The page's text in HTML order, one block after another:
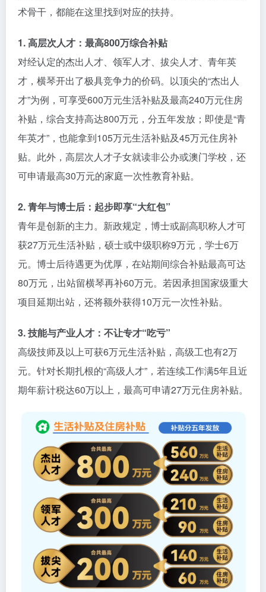
术骨干，都能在这里找到对应的扶持。
1. 高层次人才：最高800万综合补贴
对经认定的杰出人才、领军人才、拔尖人才、青年英
才，横琴开出了极具竞争力的价码。以顶尖的“杰出人
才”为例，可享受600万元生活补贴及最高240万元住房
补贴，综合支持高达800万元，分五年发放；即使是“青
年英才”，也能拿到105万元生活补贴及45万元住房补
贴。此外，高层次人才子女就读非公办或澳门学校，还
可申请最高30万元的家庭一次性教育补贴。
2. 青年与博士后：起步即享“大红包”
青年是创新的主力。新政规定，博士或副高职称人才可
获27万元生活补贴，硕士或中级职称9万元，学士6万
元。博士后待遇更为优厚，在站期间综合补贴最高可达
80万元，出站留横琴再补60万元。若因承担国家级重大
项目延期出站，还将额外获得10万元一次性补贴。
3. 技能与产业人才：不让专才“吃亏”
高级技师及以上可获6万元生活补贴，高级工也有2万
元。针对长期扎根的“高级人才”，若连续工作满5年且近
期年薪计税达60万以上，最高可申请27万元住房补贴。